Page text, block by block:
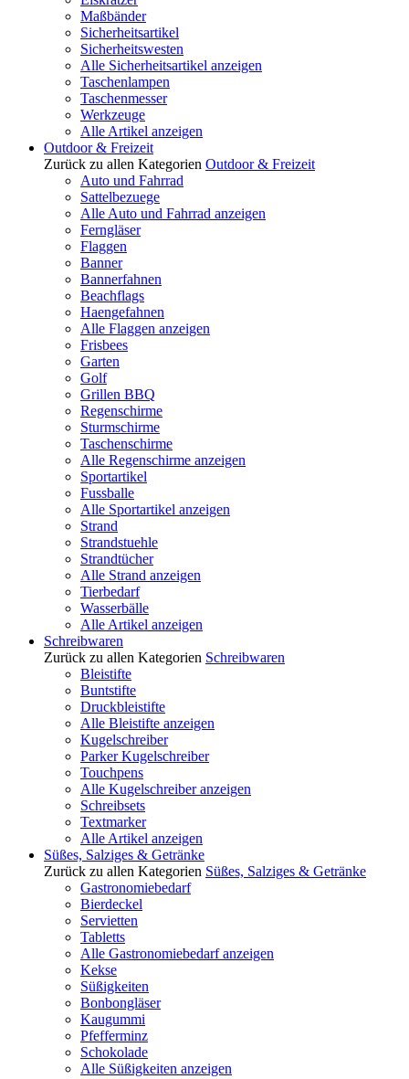
Maßbänder
Sicherheitsartikel
Sicherheitswesten
Alle Sicherheitsartikel anzeigen
Taschenlampen
Taschenmesser
Werkzeuge
Alle Artikel anzeigen
Outdoor & Freizeit
Zurück zu allen Kategorien Outdoor & Freizeit
Auto und Fahrrad
Sattelbezuege
Alle Auto und Fahrrad anzeigen
Ferngläser
Flaggen
Banner
Bannerfahnen
Beachflags
Haengefahnen
Alle Flaggen anzeigen
Frisbees
Garten
Golf
Grillen BBQ
Regenschirme
Sturmschirme
Taschenschirme
Alle Regenschirme anzeigen
Sportartikel
Fussballe
Alle Sportartikel anzeigen
Strand
Strandstuehle
Strandtücher
Alle Strand anzeigen
Tierbedarf
Wasserbälle
Alle Artikel anzeigen
Schreibwaren
Zurück zu allen Kategorien Schreibwaren
Bleistifte
Buntstifte
Druckbleistifte
Alle Bleistifte anzeigen
Kugelschreiber
Parker Kugelschreiber
Touchpens
Alle Kugelschreiber anzeigen
Schreibsets
Textmarker
Alle Artikel anzeigen
Süßes, Salziges & Getränke
Zurück zu allen Kategorien Süßes, Salziges & Getränke
Gastronomiebedarf
Bierdeckel
Servietten
Tabletts
Alle Gastronomiebedarf anzeigen
Kekse
Süßigkeiten
Bonbongläser
Kaugummi
Pfefferminz
Schokolade
Alle Süßigkeiten anzeigen